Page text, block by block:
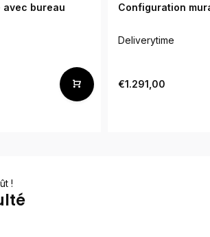
avec bureau
Configuration
Deliverytime
€1.291,00
!